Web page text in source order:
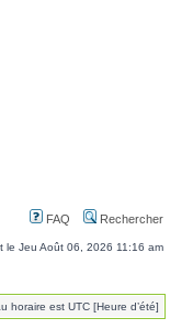
FAQ Rechercher
le Jeu Août 06, 2026 11:16 am
horaire est UTC [Heure d’été]